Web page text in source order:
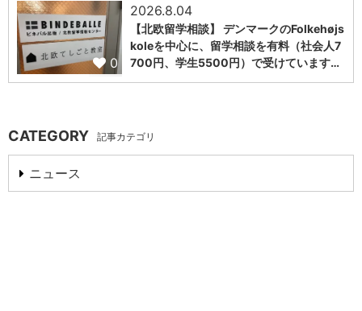
0
2026.8.04
【北欧留学相談】 デンマークのFolkehøjs
koleを中心に、留学相談を有料（社会人7
700円、学生5500円）で受けています…
CATEGORY 記事カテゴリ
ニュース